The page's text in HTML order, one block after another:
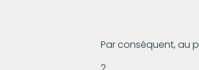
Par conséquent, au